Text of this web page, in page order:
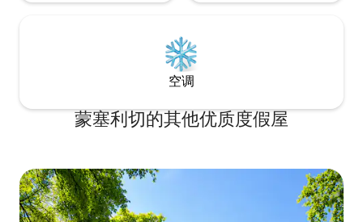
空调
蒙塞利切的其他优质度假屋